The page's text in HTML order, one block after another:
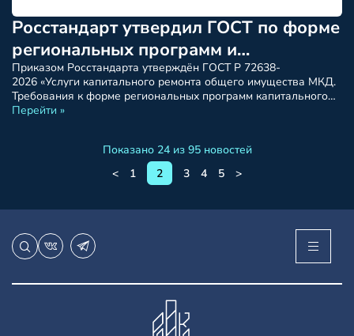
Росстандарт утвердил ГОСТ по форме
региональных программ и
краткосрочных планов капремонта.
Приказом Росстандарта утверждён ГОСТ Р 72638-
2026 «Услуги капитального ремонта общего имущества МКД.
Требования к форме региональных программ капитального
ремонта и краткосрочных планов реализации региональной
документов системы капитального ремонта. Документ
унифицирует подходы к планированию капремонта на всей
территории страны. Что регламентирует стандарт в целом
Перейти »
Показано 24 из 95 новостей
<
1 2 3 4 5 >